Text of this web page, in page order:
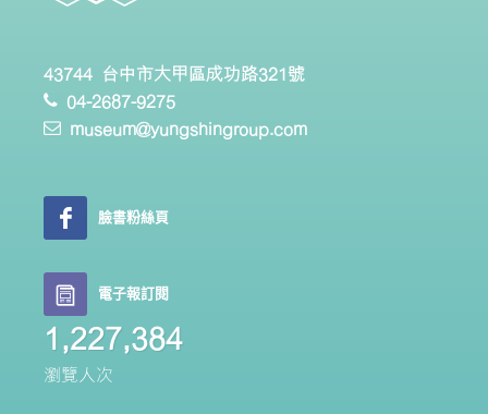
43744 台中市大甲區成功路321號
04-2687-9275
museum@yungshingroup.com
臉書粉絲頁
電子報訂閱
1,227,384
瀏覽人次